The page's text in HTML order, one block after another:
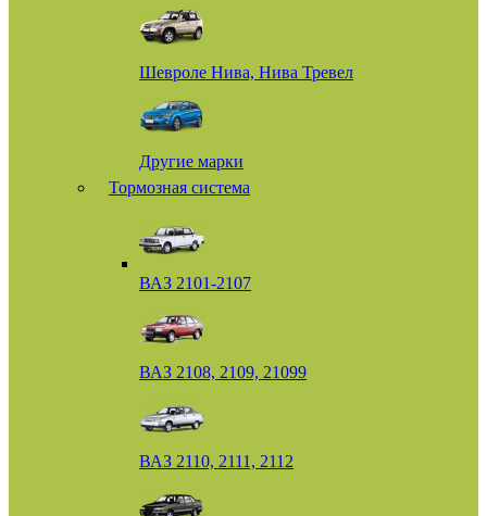
Шевроле Нива, Нива Тревел
Другие марки
Тормозная система
ВАЗ 2101-2107
ВАЗ 2108, 2109, 21099
ВАЗ 2110, 2111, 2112